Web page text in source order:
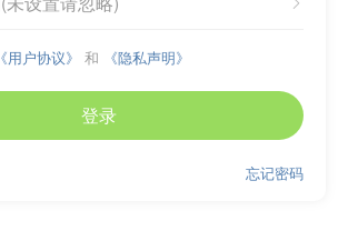

《用户协议》 和 《隐私声明》
登录
忘记密码